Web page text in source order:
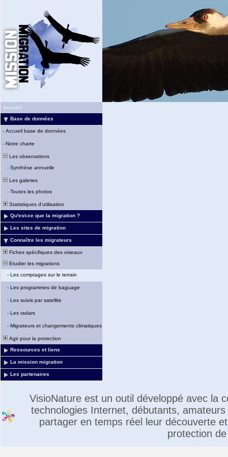
Accueil
Base de données
- Accueil base de données
- Notre charte
Les observations
- Synthèse annuelle
Les galeries
- Toutes les photos
Statistiques d'utilisation
Qu'est-ce que la migration ?
Les sites de migration
Connaître les migrateurs
Fiches spécifiques des oiseaux
Etudier les migrations
- Les comptages sur le terrain
- Les programmes de baguage
- Les suivis par satellite
- Les radars
- Migrateurs et changements climatiques
Agir pour la protection
Ressources et liens
La mission migration
Les partenaires
VisioNature est un outil développé avec la
technologies Internet, débutants,
partager en temps réel leur découverte
protection